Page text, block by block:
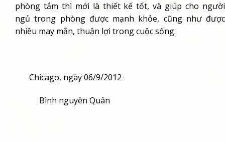
phòng tắm thì mới là thiết kế tốt, và giúp cho người
ngủ trong phòng được mạnh khỏe, cũng như được
nhiều may mắn, thuận lợi trong cuộc sống.
Chicago, ngày 06/9/2012
Bình nguyên Quân